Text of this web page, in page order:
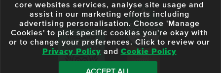
core websites services, analyse site usage and
assist in our marketing efforts including
advertising personalisation. Choose 'Manage
Cookies' to pick specific cookies you're okay with
or to change your preferences. Click to review our
Privacy Policy and Cookie Policy